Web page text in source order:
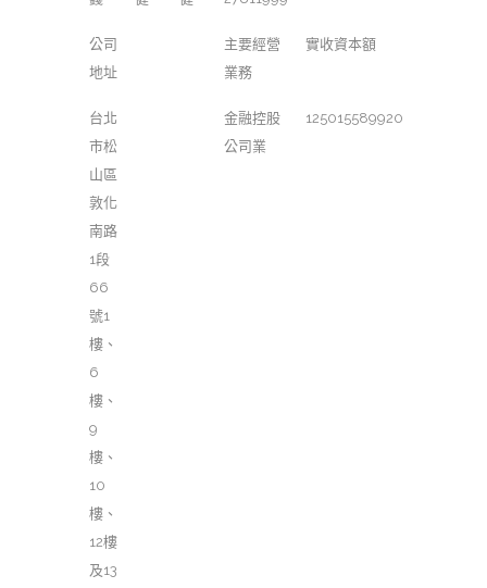
公司
地址
主要經營
業務
實收資本額
台北
市松
山區
敦化
南路
1段
66
號1
樓、
6
樓、
9
樓、
10
樓、
12樓
及13
金融控股
公司業
125015589920